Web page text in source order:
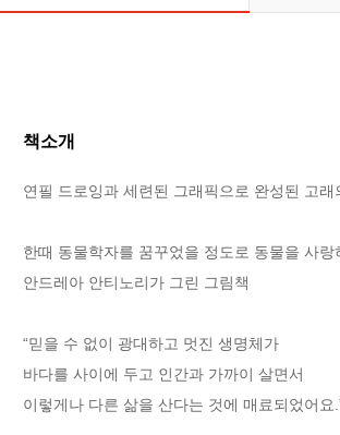
책소개
연필 드로잉과 세련된 그래픽으로 완성된 고래
한때 동물학자를 꿈꾸었을 정도로 동물을 사랑
안드레아 안티노리가 그린 그림책
“믿을 수 없이 광대하고 멋진 생명체가
바다를 사이에 두고 인간과 가까이 살면서
이렇게나 다른 삶을 산다는 것에 매료되었어요